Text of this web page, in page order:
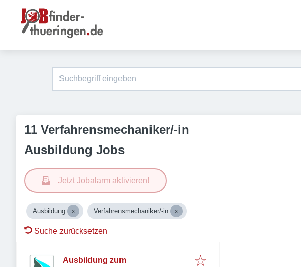
11 Verfahrensmechaniker/-in
Ausbildung Jobs
Jetzt Jobalarm aktivieren!
Ausbildung Verfahrensmechaniker/-in
Suche zurücksetzen
Ausbildung zum